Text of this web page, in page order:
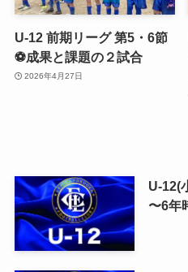
U-12 前期リーグ 第5・6節
⚽️成果と課題の２試合
2026年4月27日
U-12(
〜6年